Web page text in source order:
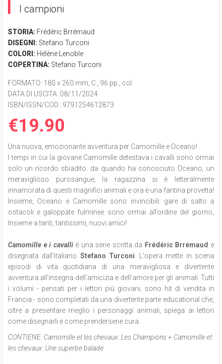
I campioni
STORIA: Frédéric Brrémaud
DISEGNI: Stefano Turconi
COLORI: Hélène Lenoble
COPERTINA: Stefano Turconi
FORMATO: 180 x 260 mm, C., 96 pp., col.
DATA DI USCITA: 08/11/2024
ISBN/ISSN/COD.: 9791254612873
€19.90
Una nuova, emozionante avventura per Camomille e Oceano!
I tempi in cui la giovane Camomille detestava i cavalli sono ormai
solo un ricordo sbiadito: da quando ha conosciuto Oceano, un
meraviglioso purosangue, la ragazzina si è letteralmente
innamorata di questi magnifici animali e ora è una fantina provetta!
Insieme, Oceano e Camomille sono invincibili: gare di salto a
ostacoli e galoppate fulminee sono ormai all’ordine del giorno,
Insieme a tanti, tantissimi, nuovi amici!
Camomille e i cavalliè una serie scritta da Frédéric Brrémaud e
disegnata dall'italiano Stefano Turconi . L'opera mette in scena
episodi di vita quotidiana di una meravigliosa e divertente
avventura all’insegna dell’amicizia e dell’amore per gli animali. Tutti
i volumi - pensati per i lettori più giovani, sono hit di vendita in
Francia - sono completati da una divertente parte educational che,
oltre a presentare meglio i personaggi animali, spiega ai lettori
come disegnarli e come prendersene cura.
CONTIENE: Camomille et les chevaux: Les Champions + Camomille et
les chevaux: Une superbe balade